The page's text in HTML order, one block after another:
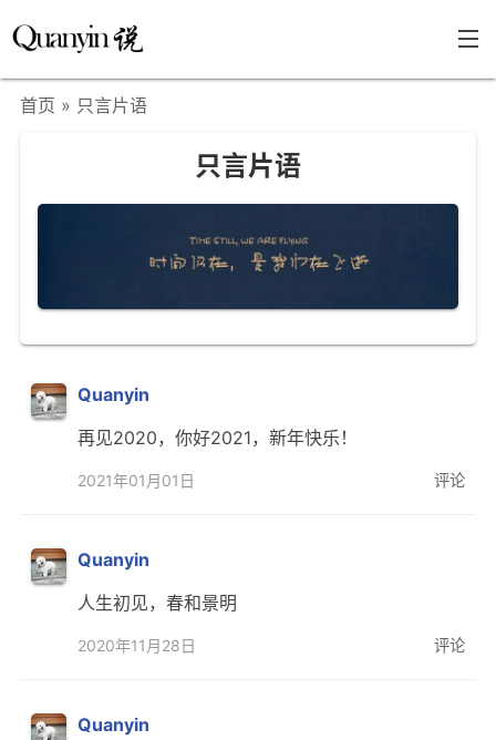
文章分类
学海泛舟
精华荟萃
福利共享
关于
留言板
首页 » 只言片语
只言片语
Quanyin
再见2020，你好2021，新年快乐！
2021年01月01日 评论
Quanyin
人生初见，春和景明
2020年11月28日 评论
Quanyin